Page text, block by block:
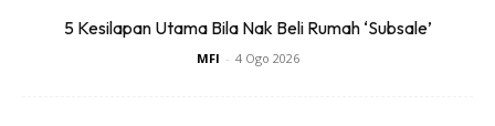
5 Kesilapan Utama Bila Nak Beli Rumah ‘Subsale’
MFI - 4 Ogo 2026